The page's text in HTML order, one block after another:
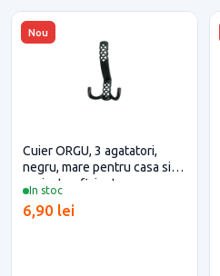
Nou
In stoc
Cuier ORGU, 3 agatatori,
negru, mare pentru casa si
proiecte eficiente
6,90 lei